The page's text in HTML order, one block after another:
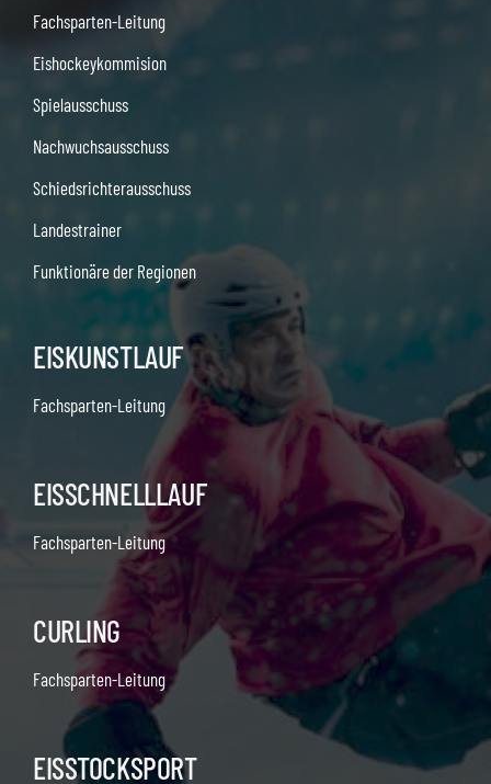
Fachsparten-Leitung
Eishockeykommision
Spielausschuss
Nachwuchsausschuss
Schiedsrichterausschuss
Landestrainer
Funktionäre der Regionen
EISKUNSTLAUF
Fachsparten-Leitung
EISSCHNELLLAUF
Fachsparten-Leitung
CURLING
Fachsparten-Leitung
EISSTOCKSPORT